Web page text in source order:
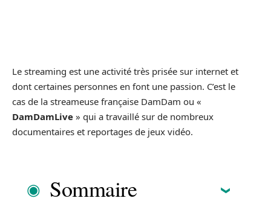
Le streaming est une activité très prisée sur internet et
dont certaines personnes en font une passion. C’est le
cas de la streameuse française DamDam ou «
DamDamLive » qui a travaillé sur de nombreux
documentaires et reportages de jeux vidéo.
Sommaire